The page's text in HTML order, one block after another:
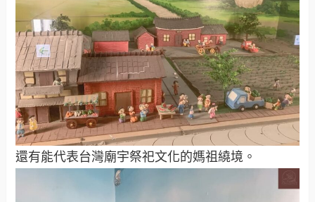
還有能代表台灣廟宇祭祀文化的媽祖繞境。